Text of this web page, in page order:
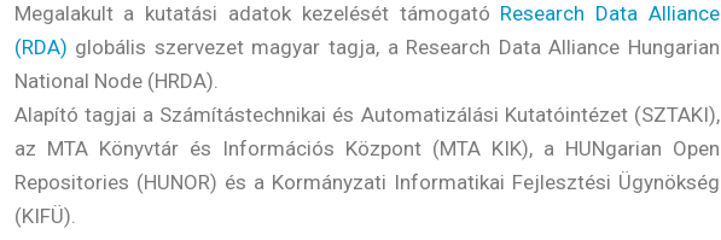
Megalakult a kutatási adatok kezelését támogató Research Data Alliance
(RDA) globális szervezet magyar tagja, a Research Data Alliance Hungarian
National Node (HRDA).
Alapító tagjai a Számítástechnikai és Automatizálási Kutatóintézet (SZTAKI),
az MTA Könyvtár és Információs Központ (MTA KIK), a HUNgarian Open
Repositories (HUNOR) és a Kormányzati Informatikai Fejlesztési Ügynökség
(KIFÜ).